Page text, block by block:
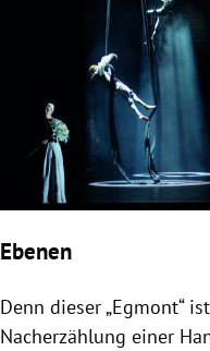
Ebenen
Denn dieser „Egmont“
Nacherzählung einer